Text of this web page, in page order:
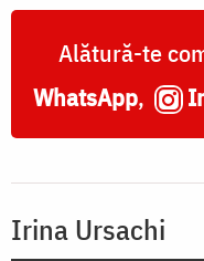
Alătură-te
WhatsApp,
Irina Ursachi